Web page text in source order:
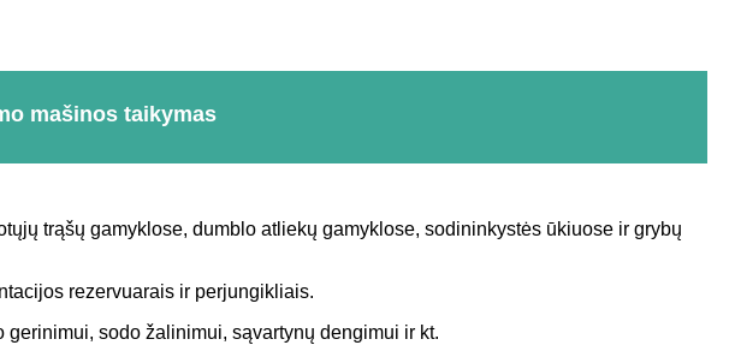
mašinos taikymas
trąšų gamyklose, dumblo atliekų gamyklose, sodininkystės ūkiuose ir grybų
rezervuarais ir perjungikliais.
sodo žalinimui, sąvartynų dengimui ir kt.